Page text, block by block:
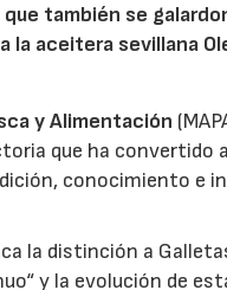
también se
la aceitera sevillana
y Alimentación
que ha convertido
conocimiento e
la distinción a
y la evolución de